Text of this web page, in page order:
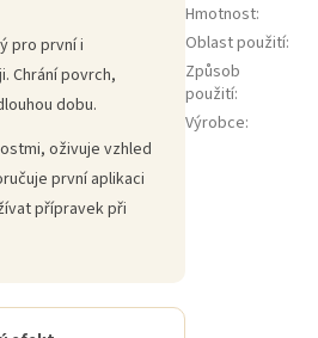
pro první i
Chrání povrch,
dobu.
oživuje vzhled
první aplikaci
přípravek při
Hmotnost:
Oblast použití:
Způsob
použití:
Výrobce: